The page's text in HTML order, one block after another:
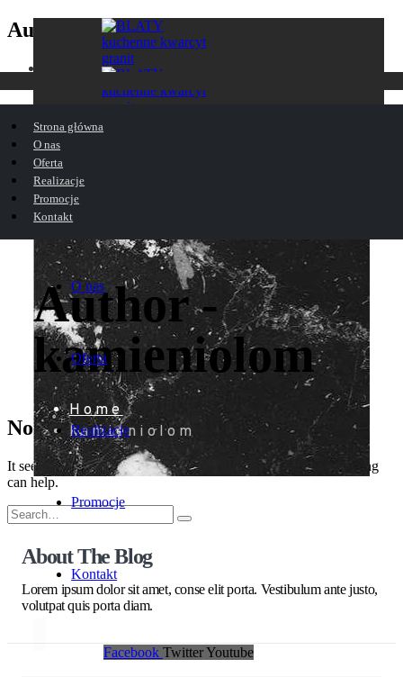
Strona główna
O nas
Oferta
Realizacje
Promocje
Kontakt
Facebook TwitterYoutube
Strona główna
O nas
Oferta
Realizacje
Promocje
Kontakt
Author - kamieniolom
Author -
kamieniolom
Home
kamieniolom
Nothing Found
It seems we can’t find what you’re looking for. Perhaps searching
can help.
About The Blog
Lorem ipsum dolor sit amet, conse elit porta. Vestibulum ante justo,
volutpat quis porta diam.